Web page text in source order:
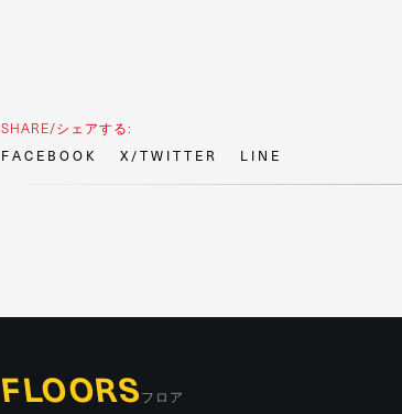
SHARE/シェアする:
FAC E B OO K X/TW ITT E R L I N E
FLOORSフロア